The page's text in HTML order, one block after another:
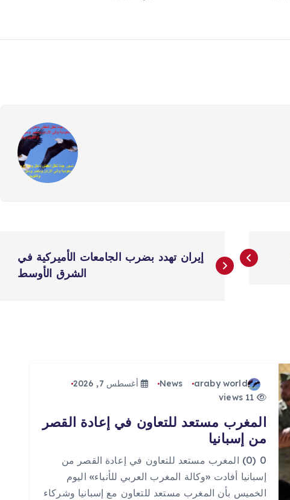
إيران تهدد بضرب الجامعات الأميركية في
الشرق الأوسط
araby world
News
أغسطس 7, 2026
المغرب مستعد للتعاون في إعادة القصر
من إسبانيا
0 (0) المغرب مستعد للتعاون في إعادة القصر من
إسبانيا أفادت «وكالة المغرب العربي للأنباء» اليوم
الخميس بأن المغرب مستعد للتعاون مع إسبانيا وشركاء